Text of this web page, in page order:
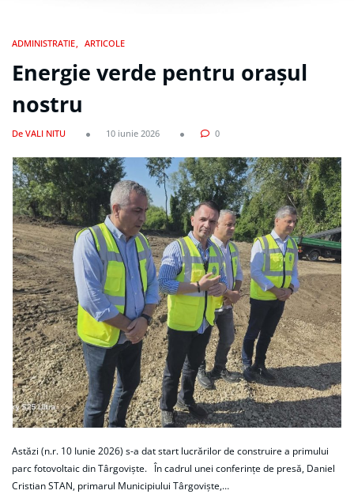
ADMINISTRATIE ARTICOLE
Energie verde pentru orașul
nostru
De VALI NITU 10 iunie 2026 0
Astăzi (n.r. 10 Iunie 2026) s-a dat start lucrărilor de construire a primului
parc fotovoltaic din Târgoviște. În cadrul unei conferințe de presă, Daniel
Cristian STAN, primarul Municipiului Târgoviște,…